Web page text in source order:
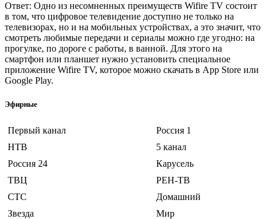
Ответ: Одно из несомненных преимуществ Wifire TV состоит
в том, что цифровое телевидение доступно не только на
телевизорах, но и на мобильных устройствах, а это значит, что
смотреть любимые передачи и сериалы можно где угодно: на
прогулке, по дороге с работы, в ванной. Для этого на
смартфон или планшет нужно установить специальное
приложение Wifire TV, которое можно скачать в App Store или
Google Play.
Эфирные
Первый канал
Россия 1
НТВ
5 канал
Россия 24
Карусель
ТВЦ
РЕН-ТВ
СТС
Домашний
Звезда
Мир